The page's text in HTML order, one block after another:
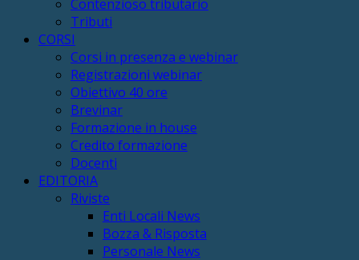
Contenzioso tributario
Tributi
CORSI
Corsi in presenza e webinar
Registrazioni webinar
Obiettivo 40 ore
Brevinar
Formazione in house
Credito formazione
Docenti
EDITORIA
Riviste
Enti Locali News
Bozza & Risposta
Personale News